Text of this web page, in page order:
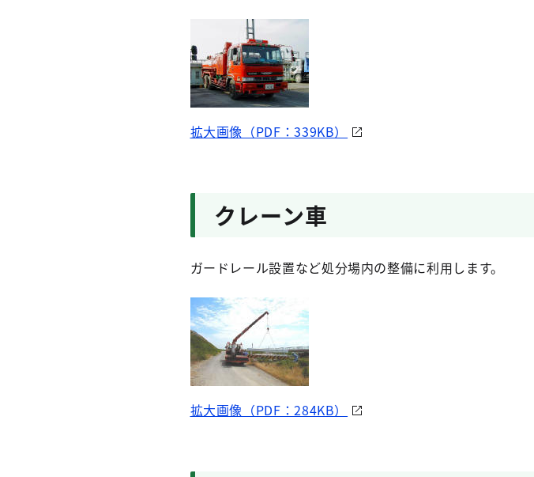
拡大画像（PDF：339KB）
クレーン車
ガードレール設置など処分場内の整備に利用します。
拡大画像（PDF：284KB）